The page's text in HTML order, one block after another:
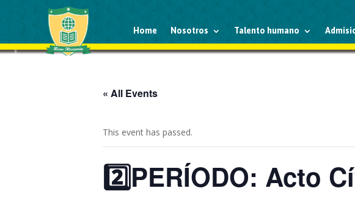
Home Nosotros Talento humano
« All Events
This event has passed.
2️⃣PERÍODO: Acto